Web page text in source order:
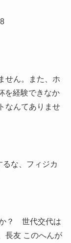
せん。また、ホ
を経験できなか
なんてありませ
な、フィジカ
？ 世代交代は
長友 このへんが